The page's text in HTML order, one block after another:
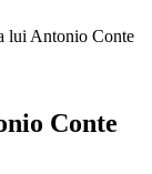
lui Antonio Conte
Conte